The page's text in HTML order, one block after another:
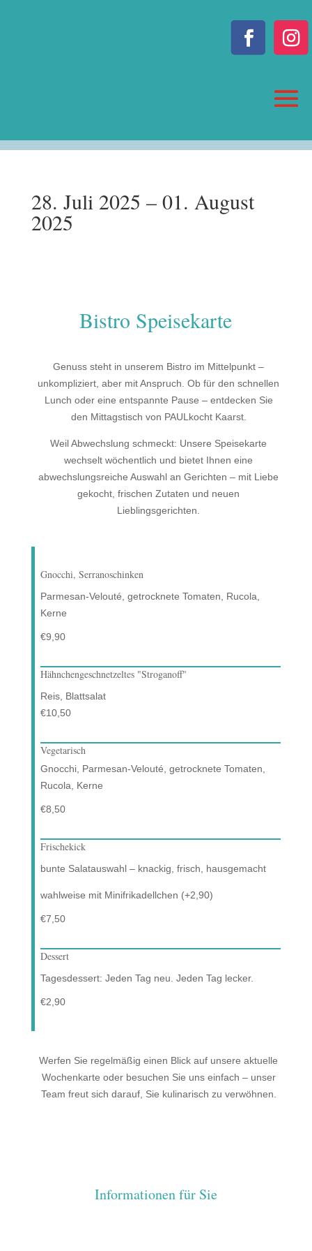
28. Juli 2025 – 01. August
2025
Bistro Speisekarte
Genuss steht in unserem Bistro im Mittelpunkt –
unkompliziert, aber mit Anspruch. Ob für den schnellen
Lunch oder eine entspannte Pause – entdecken Sie
den Mittagstisch von PAULkocht Kaarst.
Weil Abwechslung schmeckt: Unsere Speisekarte
wechselt wöchentlich und bietet Ihnen eine
abwechslungsreiche Auswahl an Gerichten – mit Liebe
gekocht, frischen Zutaten und neuen
Lieblingsgerichten.
Gnocchi, Serranoschinken
Parmesan-Velouté, getrocknete Tomaten, Rucola,
Kerne
€9,90
Hähnchengeschnetzeltes "Stroganoff"
Reis, Blattsalat
€10,50
Vegetarisch
Gnocchi, Parmesan-Velouté, getrocknete Tomaten,
Rucola, Kerne
€8,50
Frischekick
bunte Salatauswahl – knackig, frisch, hausgemacht
wahlweise mit Minifrikadellchen (+2,90)
€7,50
Dessert
Tagesdessert: Jeden Tag neu. Jeden Tag lecker.
€2,90
Werfen Sie regelmäßig einen Blick auf unsere aktuelle
Wochenkarte oder besuchen Sie uns einfach – unser
Team freut sich darauf, Sie kulinarisch zu verwöhnen.
Informationen für Sie